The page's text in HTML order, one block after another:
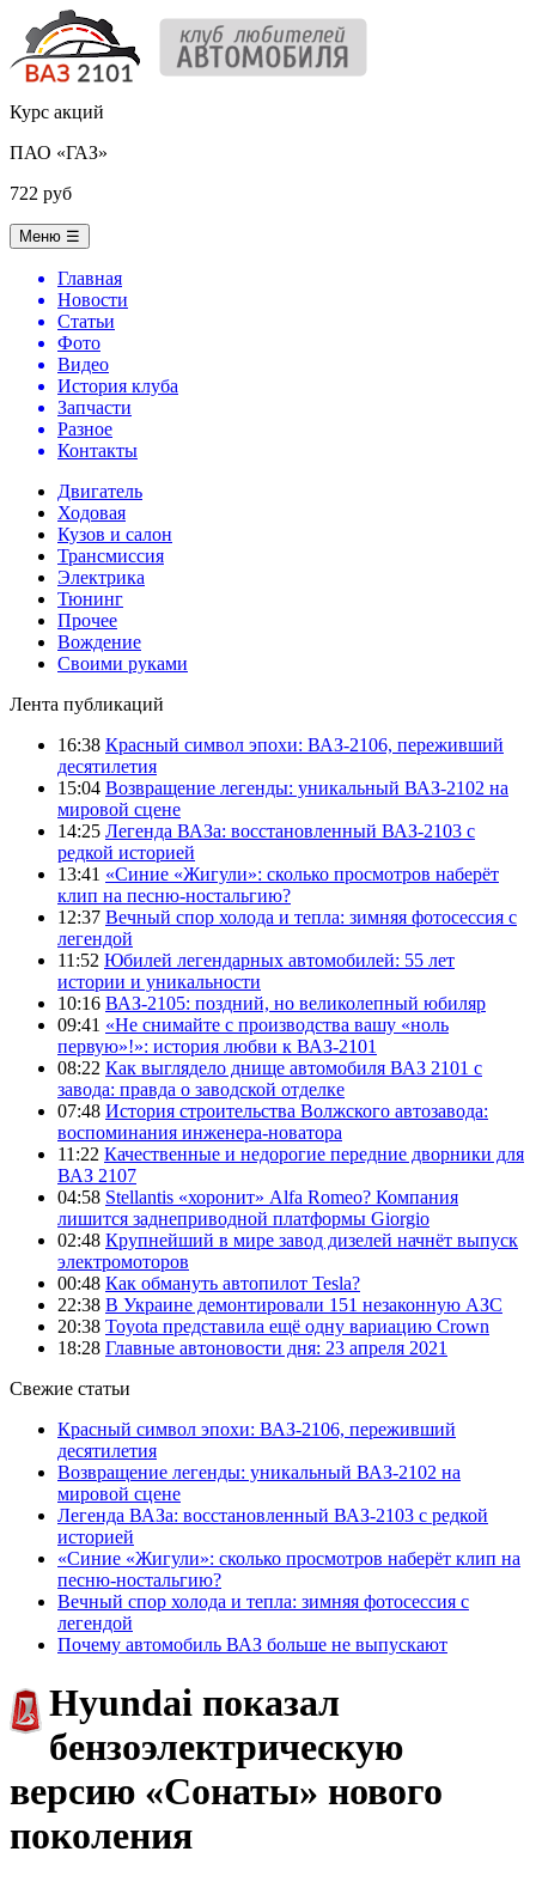
Курс акций
ПАО «ГАЗ»
722 руб
Меню ☰
Главная
Новости
Статьи
Фото
Видео
История клуба
Запчасти
Разное
Контакты
Двигатель
Ходовая
Кузов и салон
Трансмиссия
Электрика
Тюнинг
Прочее
Вождение
Своими руками
Лента публикаций
16:38 Красный символ эпохи: ВАЗ-2106, переживший
десятилетия
15:04 Возвращение легенды: уникальный ВАЗ-2102 на
мировой сцене
14:25 Легенда ВАЗа: восстановленный ВАЗ-2103 с
редкой историей
13:41 «Синие «Жигули»: сколько просмотров наберёт
клип на песню-ностальгию?
12:37 Вечный спор холода и тепла: зимняя фотосессия с
легендой
11:52 Юбилей легендарных автомобилей: 55 лет
истории и уникальности
10:16 ВАЗ-2105: поздний, но великолепный юбиляр
09:41 «Не снимайте с производства вашу «ноль
первую»!»: история любви к ВАЗ-2101
08:22 Как выглядело днище автомобиля ВАЗ 2101 с
завода: правда о заводской отделке
07:48 История строительства Волжского автозавода:
воспоминания инженера-новатора
11:22 Качественные и недорогие передние дворники для
ВАЗ 2107
04:58 Stellantis «хоронит» Alfa Romeo? Компания
лишится заднеприводной платформы Giorgio
02:48 Крупнейший в мире завод дизелей начнёт выпуск
электромоторов
00:48 Как обмануть автопилот Tesla?
22:38 В Украине демонтировали 151 незаконную АЗС
20:38 Toyota представила ещё одну вариацию Crown
18:28 Главные автоновости дня: 23 апреля 2021
Свежие статьи
Красный символ эпохи: ВАЗ-2106, переживший
десятилетия
Возвращение легенды: уникальный ВАЗ-2102 на
мировой сцене
Легенда ВАЗа: восстановленный ВАЗ-2103 с редкой
историей
«Синие «Жигули»: сколько просмотров наберёт клип на
песню-ностальгию?
Вечный спор холода и тепла: зимняя фотосессия с
легендой
Почему автомобиль ВАЗ больше не выпускают
Hyundai показал
бензоэлектрическую
версию «Сонаты» нового
поколения